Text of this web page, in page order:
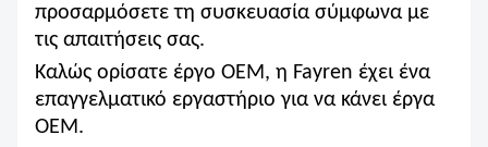
προσαρμόσετε τη συσκευασία σύμφωνα με
τις απαιτήσεις σας.
Καλώς ορίσατε έργο OEM, η Fayren έχει ένα
επαγγελματικό εργαστήριο για να κάνει έργα
OEM.